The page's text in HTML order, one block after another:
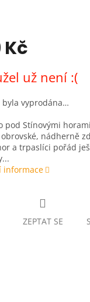
Kč
už není :(
byla vyprodána…
pod Stínovými
nádherně
a trpaslíci pořád
informace
ZEPTAT SE